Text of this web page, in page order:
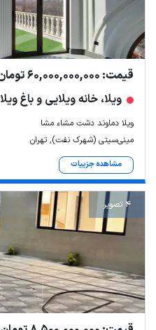
قیمت: 60,000,000,000 تومان
ویلا، خانه ویلایی و باغ ویلا
ویلا دماوند دشت مشاء مشا
مینی‌سیتی (شهرک نفت), تهران
مشاهده جزییات
4 تصویر